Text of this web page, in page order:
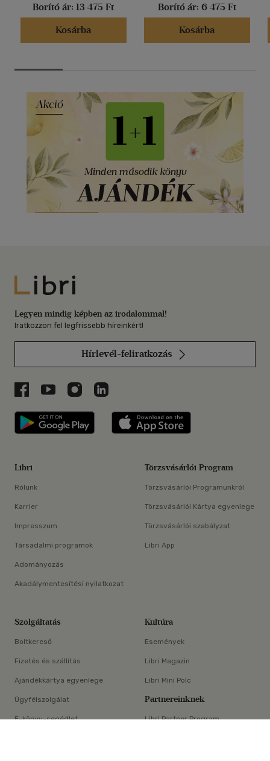
Borító ár: 13 475 Ft
Kosárba
Borító ár: 6 475 Ft
Kosárba
×
Libri
Legyen mindig képben az irodalommal!
Iratkozzon fel legfrissebb híreinkért!
Hírlevél-feliratkozás
Libri a Facebookon
Libri a Youtube-on
Libri az Instagramon
Libri a LinkedInen
Libri applikáció Szerezd meg: Google
Libri
Rólunk
Karrier
Impresszum
Társadalmi programok
Adományozás
Akadálymentesítési nyilatkozat
Törzsvásárlói Program
Törzsvásárlói Programunkról
Törzsvásárlói Kártya egyenlege
Törzsvásárlói szabályzat
Libri App
Szolgáltatás
Boltkereső
Fizetés és szállítás
Ajándékkártya egyenlege
Ügyfélszolgálat
E-könyv-segédlet
Kultúra
Események
Libri Magazin
Libri Mini Polc
Partnereinknek
Libri Partner Program